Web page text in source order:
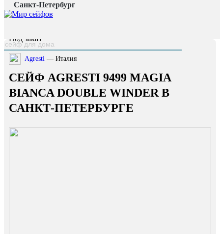
Санкт-Петербург
Главная страница /
Каталог /
Под заказ
Agresti — Италия
СЕЙФ AGRESTI 9499 MAGIA
BIANCA DOUBLE WINDER В
САНКТ-ПЕТЕРБУРГЕ